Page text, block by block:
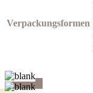
Verpackungsformen